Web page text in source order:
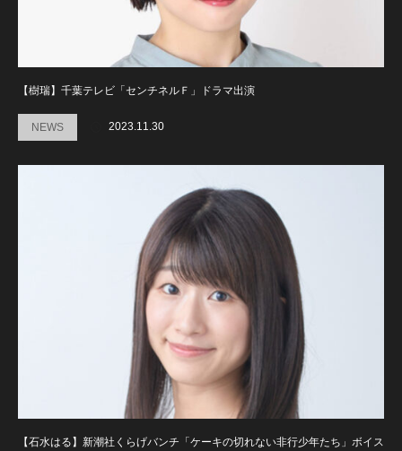
【樹瑞】千葉テレビ「センチネルＦ」ドラマ出演
NEWS 2023.11.30
【石水はる】新潮社くらげバンチ「ケーキの切れない非行少年たち」ボイス